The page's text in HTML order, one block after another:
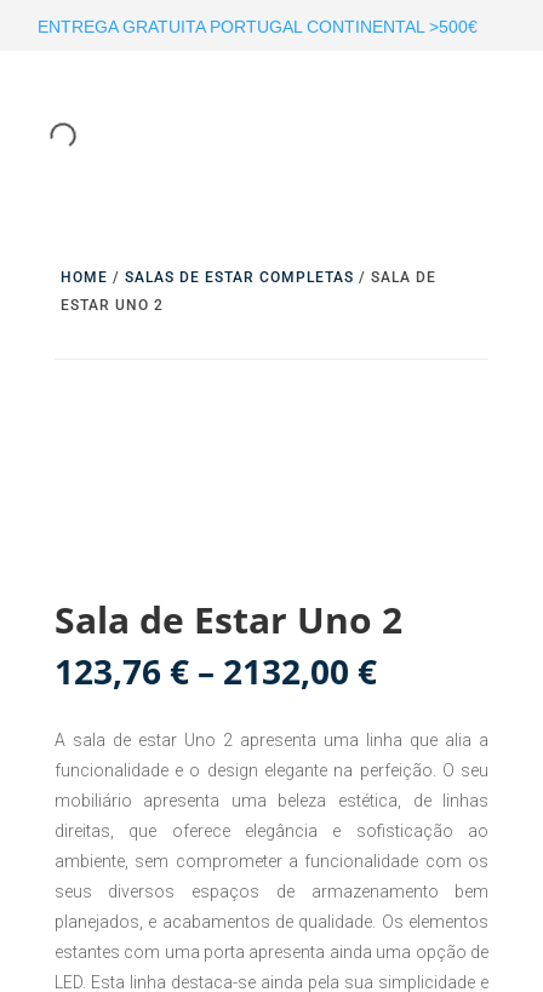
ENTREGA GRATUITA PORTUGAL CONTINENTAL >500€
HOME / SALAS DE ESTAR COMPLETAS / SALA DE
ESTAR UNO 2
Sala de Estar Uno 2
123,76 € – 2132,00 €Price
range:
123,76 €
through
2132,00 €
A sala de estar Uno 2 apresenta uma linha que alia a
funcionalidade e o design elegante na perfeição. O seu
mobiliário apresenta uma beleza estética, de linhas
direitas, que oferece elegância e sofisticação ao
ambiente, sem comprometer a funcionalidade com os
seus diversos espaços de armazenamento bem
planejados, e acabamentos de qualidade. Os elementos
estantes com uma porta apresenta ainda uma opção de
LED. Esta linha destaca-se ainda pela sua simplicidade e